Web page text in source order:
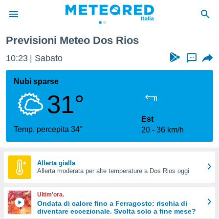
di
per
le
di
Web
le
Previsioni Meteo Dos Rios
10:23 Sabato ...
Nubi sparse
31°
Temp. percepita 34°
Est
20
36 km/h
Allerta gialla
Allerta moderata per alte temperature a Dos Rios oggi
Ultim'ora.
Ondata di calore fino a Ferragosto: rischia di
diventare eccezionale. Svolta solo a fine mese?